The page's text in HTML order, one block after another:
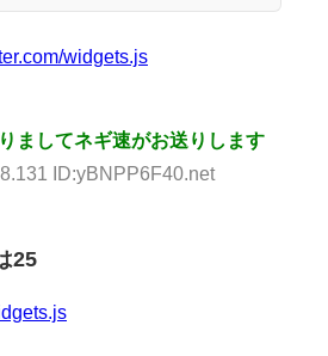
widgets.js
ましてネギ速がお送りします
ID:yBNPP6F40.net
25